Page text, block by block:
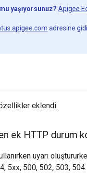
yaşıyorsunuz? Apigee
adresine
eklendi.
ek HTTP durum
uyarı
5xx, 500, 502, 503, 504.